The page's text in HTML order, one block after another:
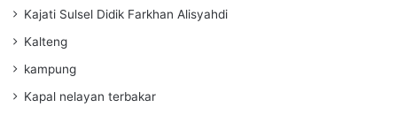
Kajati Sulsel Didik Farkhan Alisyahdi
Kalteng
kampung
Kapal nelayan terbakar